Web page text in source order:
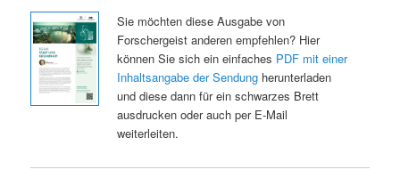
Sie möchten diese Ausgabe von
Forschergeist anderen empfehlen? Hier
können Sie sich ein einfaches PDF mit einer
Inhaltsangabe der Sendungherunterladen
und diese dann für ein schwarzes Brett
ausdrucken oder auch per E-Mail
weiterleiten.